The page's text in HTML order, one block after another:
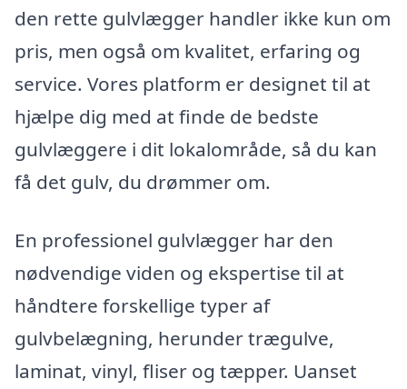
den rette gulvlægger handler ikke kun om
pris, men også om kvalitet, erfaring og
service. Vores platform er designet til at
hjælpe dig med at finde de bedste
gulvlæggere i dit lokalområde, så du kan
få det gulv, du drømmer om.
En professionel gulvlægger har den
nødvendige viden og ekspertise til at
håndtere forskellige typer af
gulvbelægning, herunder trægulve,
laminat, vinyl, fliser og tæpper. Uanset